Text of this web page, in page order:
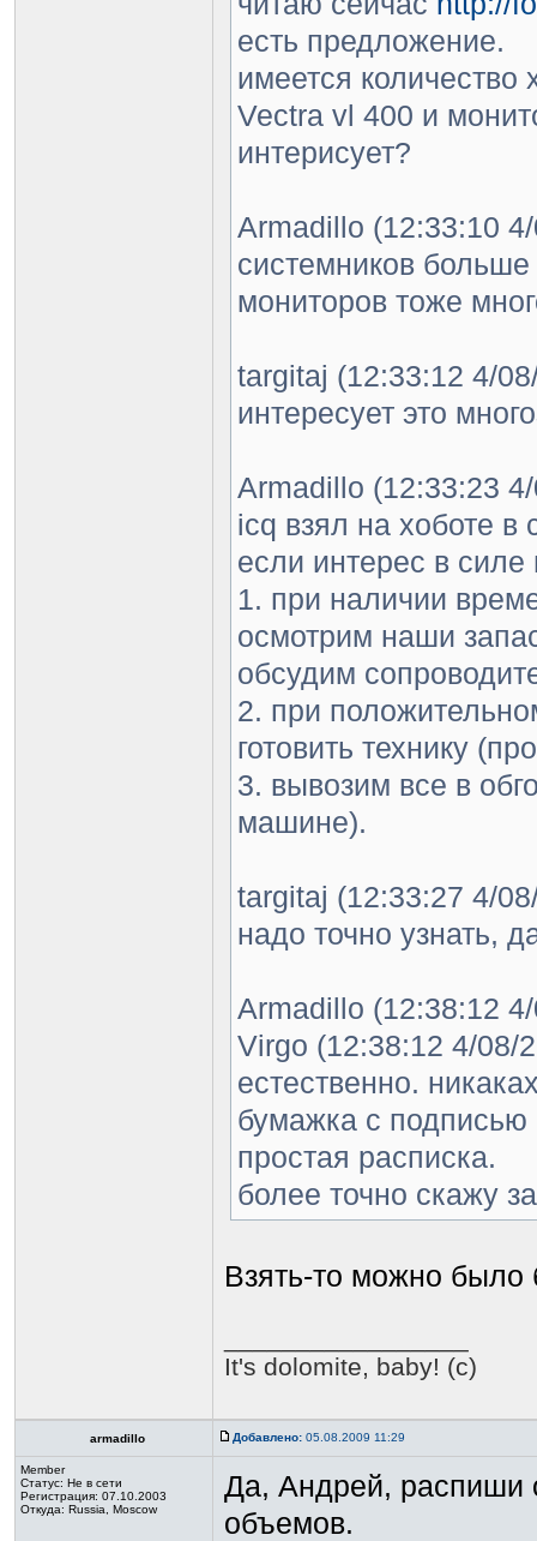
есть предложение.
имеется количество
Vectra vl 400 и
интерисует?
Armadillo (12:33:10
системников больше
мониторов тоже
targitaj (12:33:12 4/
интересует это
Armadillo (12:33:23
icq взял на хоботе в
если интерес в силе
1. при наличии
осмотрим наши
обсудим
2. при
готовить технику
3. вывозим все в
машине).
targitaj (12:33:27 4/
надо точно узнать,
Armadillo (12:38:12
Virgo (12:38:12 4/08/
естественно.
бумажка с подписью
простая расписка.
более точно скажу
Взять-то можно было
It's dolomite, baby! (c)
armadillo Добавлено: 05.08.2009 11:29
Member
Статус: Не в сети
Регистрация: 07.10.2003
Откуда: Russia, Moscow
Да, Андрей, распиши
объемов.